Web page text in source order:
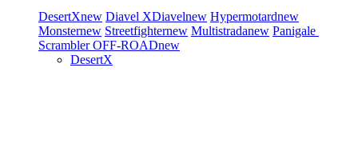
DesertXnew Diavel XDiavelnew Hypermotardnew
Monsternew Streetfighternew Multistradanew Panigale
ScramblerOFF-ROADnew
DesertX